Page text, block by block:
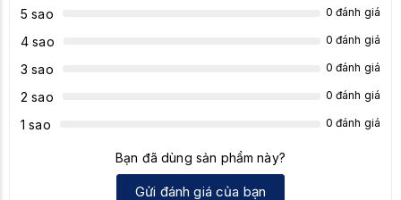
5 sao 0 đánh giá
4 sao 0 đánh giá
3 sao 0 đánh giá
2 sao 0 đánh giá
1 sao 0 đánh giá
Bạn đã dùng sản phẩm này?
Gửi đánh giá của bạn